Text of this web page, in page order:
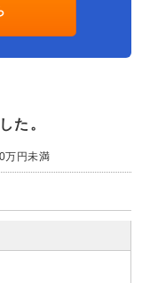
た。
万円未満